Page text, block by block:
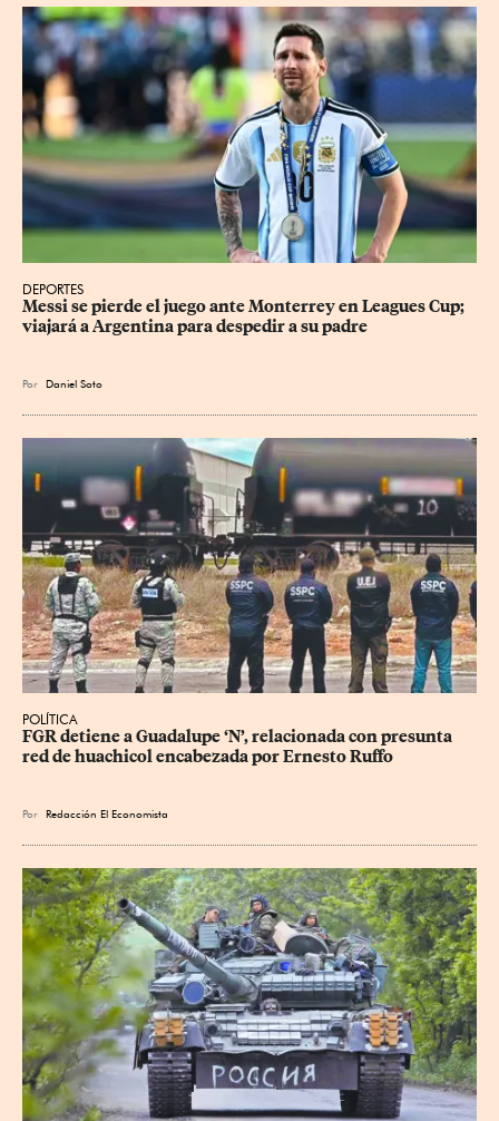
DEPORTES
Messi se pierde el juego ante Monterrey en Leagues Cup;
viajará a Argentina para despedir a su padre
Por Daniel Soto
POLÍTICA
FGR detiene a Guadalupe ‘N’, relacionada con presunta
red de huachicol encabezada por Ernesto Ruffo
Por Redacción El Economista